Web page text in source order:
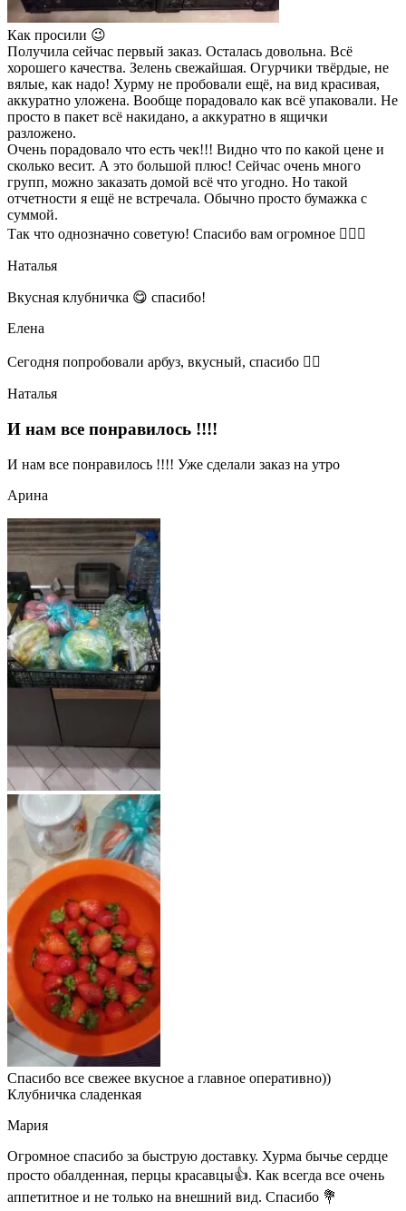
Как просили 😉
Получила сейчас первый заказ. Осталась довольна. Всё
хорошего качества. Зелень свежайшая. Огурчики твёрдые, не
вялые, как надо! Хурму не пробовали ещё, на вид красивая,
аккуратно уложена. Вообще порадовало как всё упаковали. Не
просто в пакет всё накидано, а аккуратно в ящички
разложено.
Очень порадовало что есть чек!!! Видно что по какой цене и
сколько весит. А это большой плюс! Сейчас очень много
групп, можно заказать домой всё что угодно. Но такой
отчетности я ещё не встречала. Обычно просто бумажка с
суммой.
Так что однозначно советую! Спасибо вам огромное 👍🏼🌺
Наталья
Вкусная клубничка 😋 спасибо!
Елена
Сегодня попробовали арбуз, вкусный, спасибо 👍🏻
Наталья
И нам все понравилось !!!!
И нам все понравилось !!!! Уже сделали заказ на утро
Арина
Спасибо все свежее вкусное а главное оперативно))
Клубничка сладенкая
Мария
Огромное спасибо за быструю доставку. Хурма бычье сердце
просто обалденная, перцы красавцы👍. Как всегда все очень
аппетитное и не только на внешний вид. Спасибо 💐